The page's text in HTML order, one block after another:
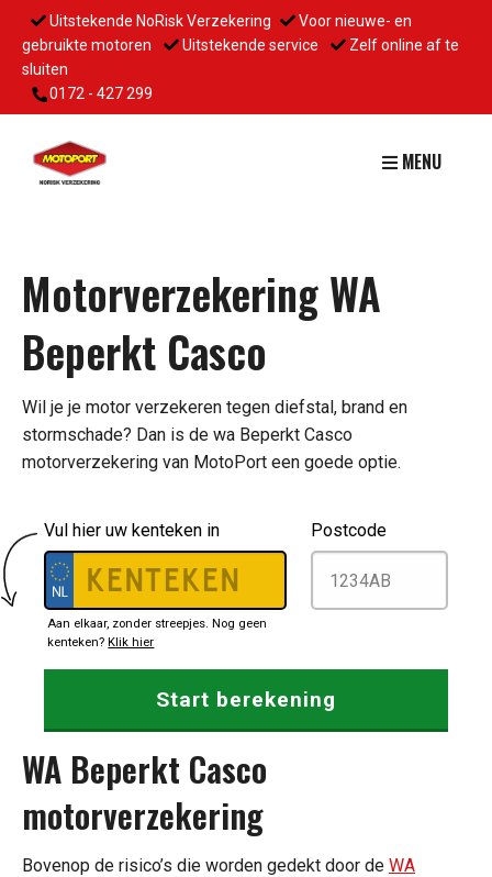
Uitstekende NoRisk Verzekering
Voor nieuwe- en
gebruikte motoren
Uitstekende service
Zelf online af te
sluiten
0172 - 427 299
MENU
Motorverzekering WA
Beperkt Casco
Wil je je motor verzekeren tegen diefstal, brand en
stormschade? Dan is de wa Beperkt Casco
motorverzekering van MotoPort een goede optie.
Vul hier uw kenteken in
Aan elkaar, zonder streepjes. Nog geen
kenteken? Klik hier
Postcode
WA Beperkt Casco
motorverzekering
Bovenop de risico’s die worden gedekt door de WA